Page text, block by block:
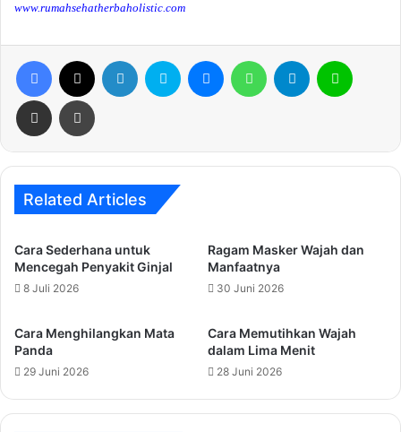
www.rumahsehatherbaholistic.com
Facebook LinkedIn Skype MessengerWhatsAppTelegram
Share via Email Print
Related Articles
Cara Sederhana untuk
Mencegah Penyakit Ginjal
8 Juli 2026
Ragam Masker Wajah dan
Manfaatnya
30 Juni 2026
Cara Menghilangkan Mata
Panda
29 Juni 2026
Cara Memutihkan Wajah
dalam Lima Menit
28 Juni 2026